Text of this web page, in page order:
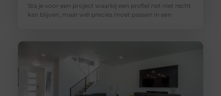
Sta je voor een project waarbij een profiel net niet recht
kan blijven, maar wél precies moet passen in een